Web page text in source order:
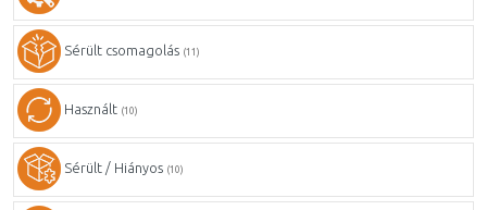
Sérült csomagolás (11)
Használt (10)
Sérült / Hiányos (10)